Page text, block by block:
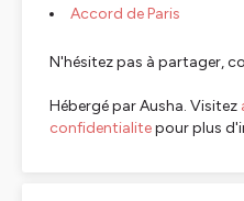
Accord de Paris
N'hésitez pas à partager,
Hébergé par Ausha. Visitez
confidentialitepour plus